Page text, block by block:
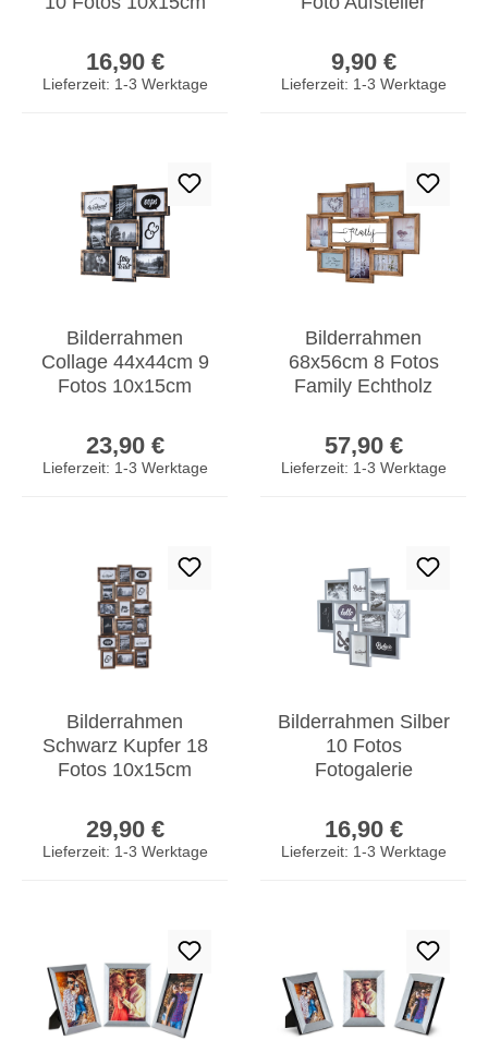
Gewischt Vintage
16,90 €
Lieferzeit: 1-3 Werktage
Fotorahmen
Collage
9,90 €
Lieferzeit: 1-3 Werktage
Bilderrahmen
Collage 44x44cm 9
Fotos 10x15cm
Industrial Glas
23,90 €
Lieferzeit: 1-3 Werktage
Bilderrahmen
68x56cm 8 Fotos
Family Echtholz
Shabby Chic Deko
57,90 €
Lieferzeit: 1-3 Werktage
Bilderrahmen
Schwarz Kupfer 18
Fotos 10x15cm
Collage Galerie
29,90 €
Lieferzeit: 1-3 Werktage
Bilderrahmen Silber
10 Fotos
Fotogalerie
Optik Collage
Wanddeko
16,90 €
Lieferzeit: 1-3 Werktage